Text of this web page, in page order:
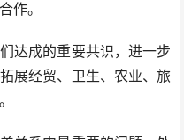
作。
成的重要共识，进一步
展经贸、卫生、农业、旅